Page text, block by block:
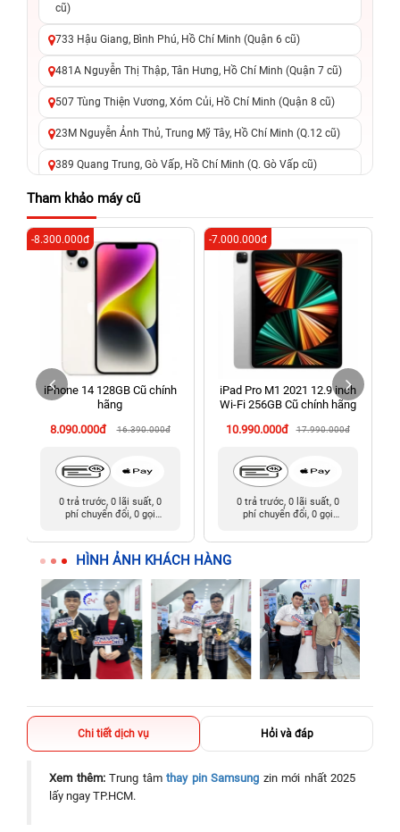
cũ)
733 Hậu Giang, Bình Phú, Hồ Chí Minh (Quận 6 cũ)
481A Nguyễn Thị Thập, Tân Hưng, Hồ Chí Minh (Quận 7 cũ)
507 Tùng Thiện Vương, Xóm Củi, Hồ Chí Minh (Quận 8 cũ)
23M Nguyễn Ảnh Thủ, Trung Mỹ Tây, Hồ Chí Minh (Q.12 cũ)
389 Quang Trung, Gò Vấp, Hồ Chí Minh (Q. Gò Vấp cũ)
625 - 625A Âu Cơ, Tân Phú, Hồ Chí Minh (Quận Tân Phú cũ)
326 Lê Văn Việt, Tăng Nhơn Phú, Hồ Chí Minh (Q.9 TP. Thủ
Đức cũ)
256 Võ Văn Ngân, Thủ Đức, Hồ Chí Minh (Bình Thọ, TP. Thủ
70 Nguyễn An Ninh, Dĩ An, Hồ Chí Minh (Bình Dương Cũ)
24h Vũng Tàu: 162A Ba Cu, Vũng Tàu, Hồ Chí Minh (TP. Vũng
Tàu cũ)
198 Hoàng Văn Thụ, Tân Sơn Nhất, Hồ Chí Minh (Tân Bình
Tham khảo máy cũ
iPhone 14 128GB Cũ chính
hãng
8.090.000đ
16.390.000đ
-8.300.000đ
0 trả trước, 0 lãi suất, 0
phí chuyển đổi, 0 gọi
iPad Pro M1 2021 12.9 inch
Wi‑Fi 256GB Cũ chính hãng
10.990.000đ
17.990.000đ
-7.000.000đ
0 trả trước, 0 lãi suất, 0
phí chuyển đổi, 0 gọi
HÌNH ẢNH KHÁCH HÀNG
Chi tiết dịch vụ Hỏi và đáp
Xem thêm:Trung tâm thay pin Samsung zin mới nhất 2025
lấy ngay TP.HCM.